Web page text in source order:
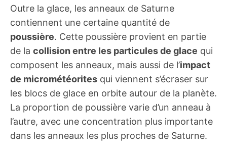
Outre la glace, les anneaux de Saturne
contiennent une certaine quantité de
poussière. Cette poussière provient en partie
de la collision entre les particules de glace qui
composent les anneaux, mais aussi de l’impact
de micrométéorites qui viennent s’écraser sur
les blocs de glace en orbite autour de la planète.
La proportion de poussière varie d’un anneau à
l’autre, avec une concentration plus importante
dans les anneaux les plus proches de Saturne.